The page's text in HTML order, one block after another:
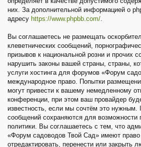
них. За дополнительной информацией о
адресу https://www.phpbb.com/.
Вы соглашаетесь не размещать
клеветнических сообщений,
призывов к национальной розни и прочих
нарушить законы вашей страны, страны,
услуги хостинга для форумов «Форум
международное право. Попытки
могут привести к вашему немедленному
конференции, при этом ваш провайдер
известность, если мы сочтём это нужным.
сообщений сохраняются для возможности
политики. Вы соглашаетесь с тем, что
«Форум садоводов Твой Сад» имеют право
отредактировать, перенести или закрыть